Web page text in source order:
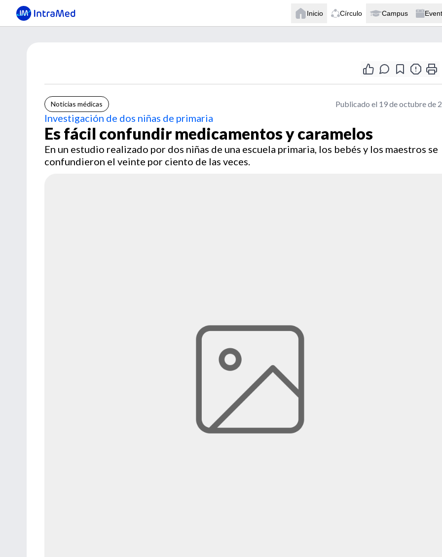
Inicio Círculo Campus
Noticias médicas Publicado el 19 de octubre de
Investigación de dos niñas de primaria
Es fácil confundir medicamentos y caramelos
En un estudio realizado por dos niñas de una escuela primaria, los bebés y los maestros se
confundieron el veinte por ciento de las veces.